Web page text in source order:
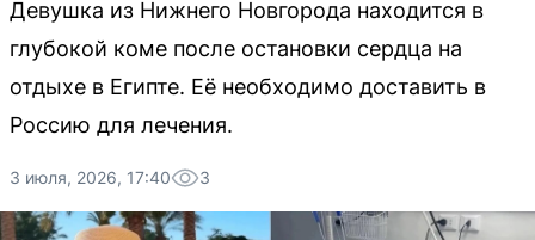
Девушка из Нижнего Новгорода находится в
глубокой коме после остановки сердца на
отдыхе в Египте. Её необходимо доставить в
Россию для лечения.
3 июля, 2026, 17:40 3